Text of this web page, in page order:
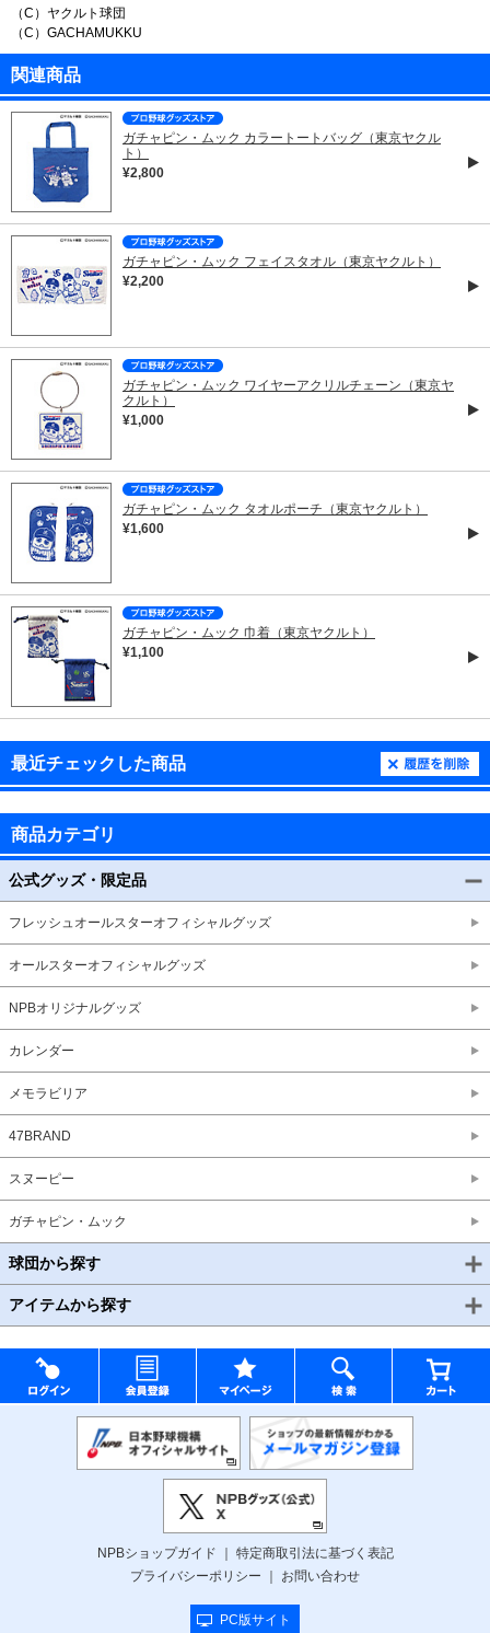
（C）ヤクルト球団
（C）GACHAMUKKU
関連商品
ガチャピン・ムック カラートートバッグ（東京ヤクル
ト）
¥2,800
ガチャピン・ムック フェイスタオル（東京ヤクルト）
¥2,200
ガチャピン・ムック ワイヤーアクリルチェーン（東京ヤ
クルト）
¥1,000
ガチャピン・ムック タオルポーチ（東京ヤクルト）
¥1,600
ガチャピン・ムック 巾着（東京ヤクルト）
¥1,100
最近チェックした商品
商品カテゴリ
公式グッズ・限定品
フレッシュオールスターオフィシャルグッズ
オールスターオフィシャルグッズ
NPBオリジナルグッズ
カレンダー
メモラビリア
47BRAND
スヌーピー
ガチャピン・ムック
球団から探す
アイテムから探す
NPBショップガイド
特定商取引法に基づく表記
プライバシーポリシー
お問い合わせ
PC版サイト